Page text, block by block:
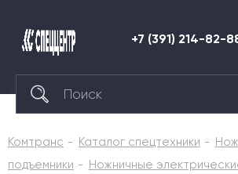
+7 (391) 214-82-
Комтранс Каталог спецтехники
подъемники
Ножничные